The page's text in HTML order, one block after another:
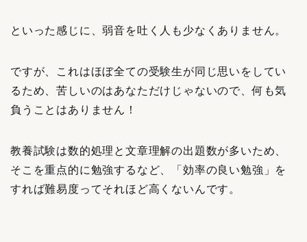
といった感じに、弱音を吐く人も少なくありません。
ですが、これはほぼ全ての受験生が同じ思いをしてい
るため、苦しいのはあなただけじゃないので、何も気
負うことはありません！
教養試験は数的処理と文章理解の出題数が多いため、
そこを重点的に勉強するなど、「効率の良い勉強」を
すれば難易度ってそれほど高くないんです。